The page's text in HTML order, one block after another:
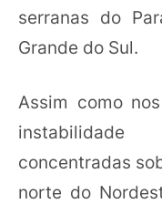
serranas do
Grande do Sul.
Assim como
concentradas
norte do